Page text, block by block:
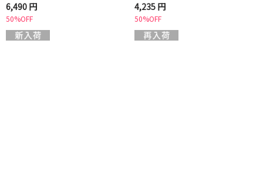
6,490 円
50%OFF
4,235 円
50%OFF